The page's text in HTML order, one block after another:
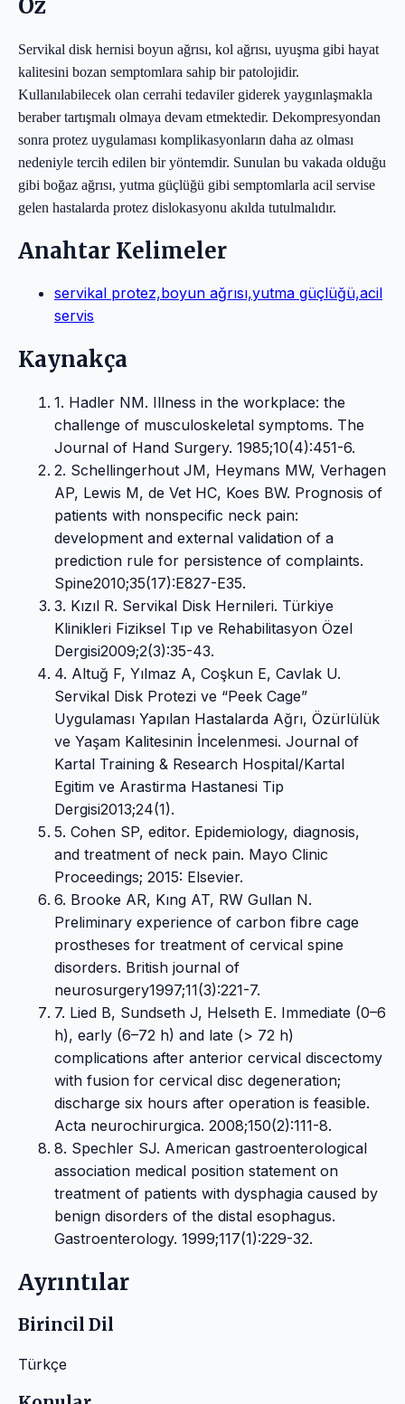
Servikal disk hernisi boyun ağrısı, kol ağrısı, uyuşma gibi hayat
kalitesini bozan semptomlara sahip bir patolojidir.
Kullanılabilecek olan cerrahi tedaviler giderek yaygınlaşmakla
beraber tartışmalı olmaya devam etmektedir. Dekompresyondan
sonra protez uygulaması komplikasyonların daha az olması
nedeniyle tercih edilen bir yöntemdir. Sunulan bu vakada olduğu
gibi boğaz ağrısı, yutma güçlüğü gibi semptomlarla acil servise
gelen hastalarda protez dislokasyonu akılda tutulmalıdır.
Anahtar Kelimeler
servikal protez,boyun ağrısı,yutma güçlüğü,acil
servis
Kaynakça
1. Hadler NM. Illness in the workplace: the
challenge of musculoskeletal symptoms. The
Journal of Hand Surgery. 1985;10(4):451-6.
2. Schellingerhout JM, Heymans MW, Verhagen
AP, Lewis M, de Vet HC, Koes BW. Prognosis of
patients with nonspecific neck pain:
development and external validation of a
prediction rule for persistence of complaints.
Spine2010;35(17):E827-E35.
3. Kızıl R. Servikal Disk Hernileri. Türkiye
Klinikleri Fiziksel Tıp ve Rehabilitasyon Özel
Dergisi2009;2(3):35-43.
4. Altuğ F, Yılmaz A, Coşkun E, Cavlak U.
Servikal Disk Protezi ve “Peek Cage”
Uygulaması Yapılan Hastalarda Ağrı, Özürlülük
ve Yaşam Kalitesinin İncelenmesi. Journal of
Kartal Training & Research Hospital/Kartal
Egitim ve Arastirma Hastanesi Tip
Dergisi2013;24(1).
5. Cohen SP, editor. Epidemiology, diagnosis,
and treatment of neck pain. Mayo Clinic
Proceedings; 2015: Elsevier.
6. Brooke AR, Kıng AT, RW Gullan N.
Preliminary experience of carbon fibre cage
prostheses for treatment of cervical spine
disorders. British journal of
neurosurgery1997;11(3):221-7.
7. Lied B, Sundseth J, Helseth E. Immediate (0–6
h), early (6–72 h) and late (> 72 h)
complications after anterior cervical discectomy
with fusion for cervical disc degeneration;
discharge six hours after operation is feasible.
Acta neurochirurgica. 2008;150(2):111-8.
8. Spechler SJ. American gastroenterological
association medical position statement on
treatment of patients with dysphagia caused by
benign disorders of the distal esophagus.
Gastroenterology. 1999;117(1):229-32.
Ayrıntılar
Birincil Dil
Türkçe